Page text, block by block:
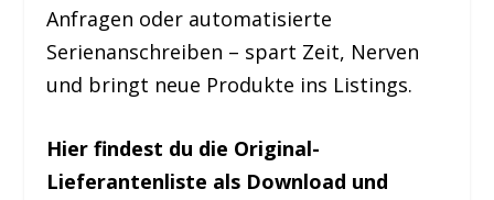
Anfragen oder automatisierte
Serienanschreiben – spart Zeit, Nerven
und bringt neue Produkte ins Listings.
Hier findest du die Original-
Lieferantenliste als Download und